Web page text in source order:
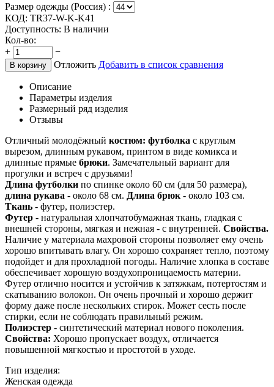
Размер одежды (Россия) :
КОД: TR37-W-K-K41
Доступность: В наличии
Кол-во:
+
−
В корзину Отложить Добавить в список сравнения
Описание
Параметры изделия
Размерный ряд изделия
Отзывы
Отличный молодёжный костюм: футболка с круглым
вырезом, длинным рукавом, принтом в виде комикса и
длинные прямые брюки. Замечательный вариант для
прогулки и встреч с друзьями!
Длина футболки по спинке около 60 см (для 50 размера),
длина рукава - около 68 см. Длина брюк - около 103 см.
Ткань - футер, полиэстер.
Футер - натуральная хлопчатобумажная ткань, гладкая с
внешней стороны, мягкая и нежная - с внутренней. Свойства.
Наличие у материала махровой стороны позволяет ему очень
хорошо впитывать влагу. Он хорошо сохраняет тепло, поэтому
подойдет и для прохладной погоды. Наличие хлопка в составе
обеспечивает хорошую воздухопроницаемость материи.
Футер отлично носится и устойчив к затяжкам, потертостям и
скатыванию волокон. Он очень прочный и хорошо держит
форму даже после нескольких стирок. Может сесть после
стирки, если не соблюдать правильный режим.
Полиэстер - синтетический материал нового поколения.
Свойства: Хорошо пропускает воздух, отличается
повышенной мягкостью и простотой в уходе.
Тип изделия:
Женская одежда